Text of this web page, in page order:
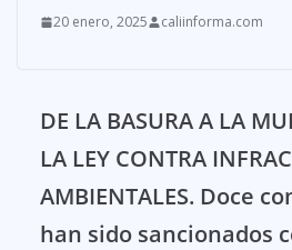
20 enero, 2025 caliinforma.com
DE LA BASURA A LA
LA LEY CONTRA
AMBIENTALES. Doce
han sido sancionados